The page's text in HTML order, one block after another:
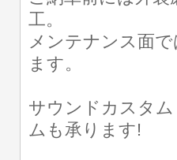
工。
メンテナンス面
ます。
サウンドカスタ
ムも承ります!